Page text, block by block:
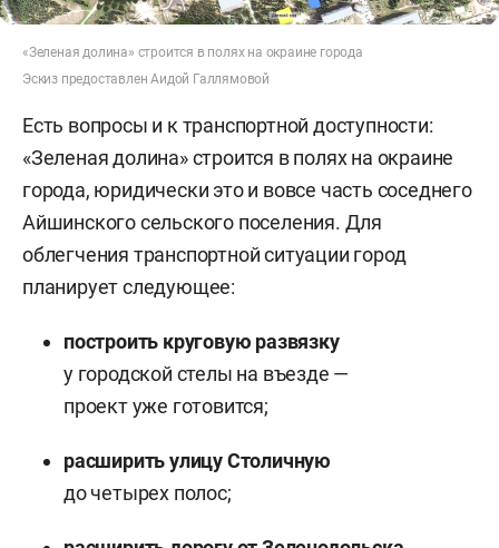
«Зеленая долина» строится в полях на окраине города
Эскиз предоставлен Аидой Галлямовой
Есть вопросы и к транспортной доступности:
«Зеленая долина» строится в полях на окраине
города, юридически это и вовсе часть соседнего
Айшинского сельского поселения. Для
облегчения транспортной ситуации город
планирует следующее:
построить круговую развязку
у городской стелы на въезде —
проект уже готовится;
расширить улицу Столичную
до четырех полос;